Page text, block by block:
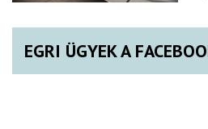
EGRI ÜGYEK A